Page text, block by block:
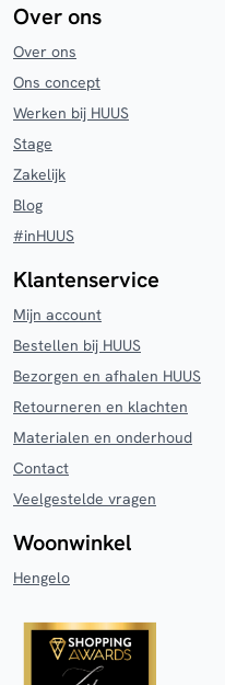
Over ons
Over ons
Ons concept
Werken bij HUUS
Stage
Zakelijk
Blog
#inHUUS
Klantenservice
Mijn account
Bestellen bij HUUS
Bezorgen en afhalen HUUS
Retourneren en klachten
Materialen en onderhoud
Contact
Veelgestelde vragen
Woonwinkel
Hengelo